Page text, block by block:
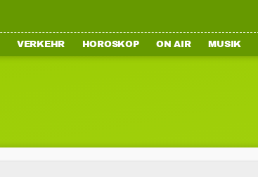
VERKEHR HOROSKOP ON AIR MUSIK